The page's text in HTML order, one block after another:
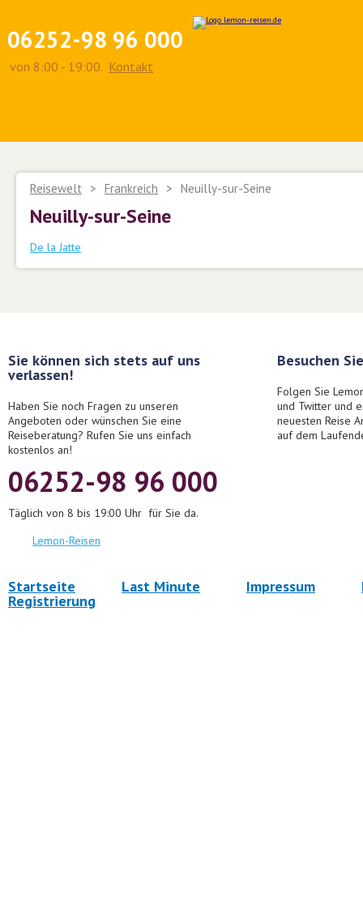
06252-98 96 000
von 8:00 - 19:00. Kontakt
Reisewelt > Frankreich > Neuilly-sur-Seine
Neuilly-sur-Seine
De la Jatte
Sie können sich stets auf uns
verlassen!
Haben Sie noch Fragen zu unseren
Angeboten oder wünschen Sie eine
Reiseberatung? Rufen Sie uns einfach
kostenlos an!
06252-98 96 000
Täglich von 8 bis 19:00 Uhr für Sie da.
Lemon-Reisen
Besuchen
Folgen Sie
und Twitter und
neuesten Reise
auf dem
Startseite Last Minute Impressum
Registrierung